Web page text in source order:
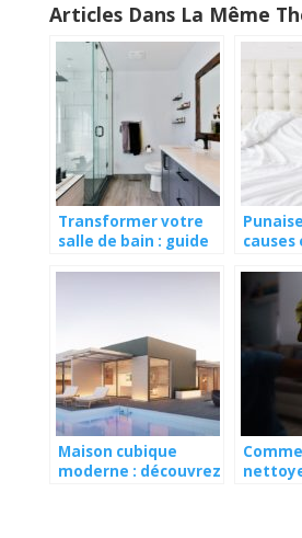
Articles Dans La Même
Transformer votre
salle de bain : guide
causes
Maison cubique
moderne : découvrez